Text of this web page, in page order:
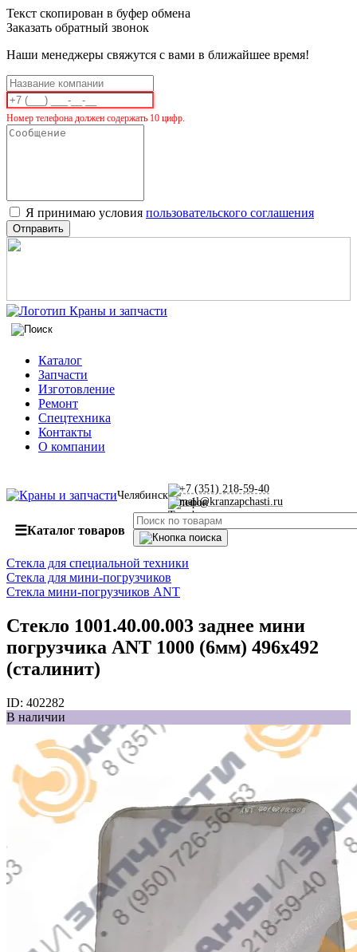
Текст скопирован в буфер обмена
Заказать обратный звонок
Наши менеджеры свяжутся с вами в ближайшее время!
Номер телефона должен содержать 10 цифр.
Я принимаю условия пользовательского соглашения
Отправить
Каталог
Запчасти
Изготовление
Ремонт
Спецтехника
Контакты
О компании
Челябинск
+7 (351) 218-59-40
mail@kranzapchasti.ru
☰Каталог товаров
Стекла для специальной техники
Стекла для мини-погрузчиков
Стекла мини-погрузчиков ANT
Стекло 1001.40.00.003 заднее мини
погрузчика ANT 1000 (6мм) 496х492
(сталинит)
ID: 402282
В наличии